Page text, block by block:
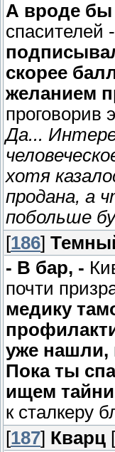
А вроде
спасителей -
скорее
желанием
проговорив
Да...
хотя
продана, а
побольше
[186]
- В бар, -
почти
медику
уже нашли,
Пока ты
ищем
к сталкеру
[187] Кварц